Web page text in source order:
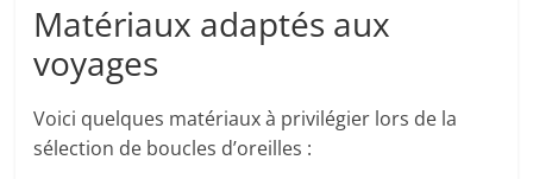
Matériaux adaptés aux
voyages
Voici quelques matériaux à privilégier lors de la
sélection de boucles d’oreilles :